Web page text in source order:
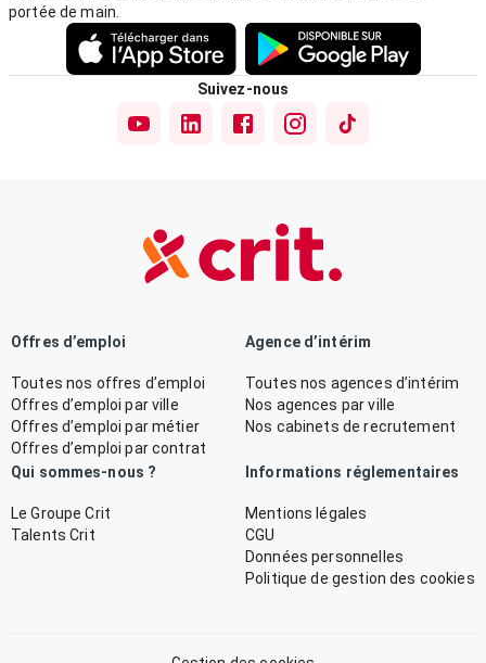
portée de main.
Suivez-nous
Offres d’emploi
Toutes nos offres d’emploi
Offres d’emploi par ville
Offres d’emploi par métier
Offres d’emploi par contrat
Agence d’intérim
Toutes nos agences d’intérim
Nos agences par ville
Nos cabinets de recrutement
Qui sommes-nous ?
Le Groupe Crit
Talents Crit
Informations réglementaires
Mentions légales
CGU
Données personnelles
Politique de gestion des cookies